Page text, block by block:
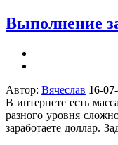
Выполнение
Автор: Вячеслав 16-
В интернете есть
разного уровня
заработаете доллар.